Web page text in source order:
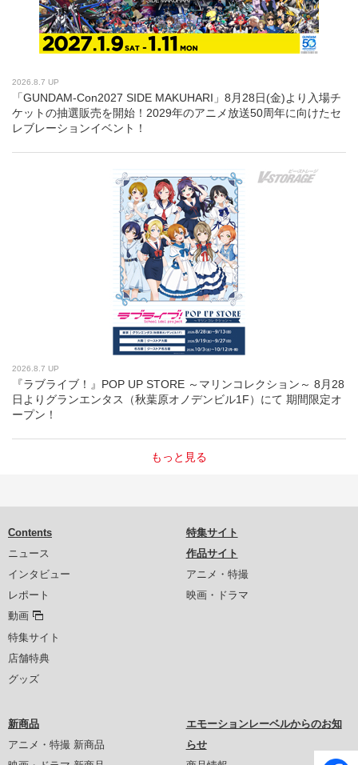
2026.8.7 UP
「GUNDAM-Con2027 SIDE MAKUHARI」8月28日(金)より入場チ
ケットの抽選販売を開始！2029年のアニメ放送50周年に向けたセ
レブレーションイベント！
2026.8.7 UP
『ラブライブ！』POP UP STORE ～マリンコレクション～ 8月28
日よりグランエンタス（秋葉原オノデンビル1F）にて 期間限定オ
ープン！
もっと見る
Contents
ニュース
インタビュー
レポート
動画
特集サイト
店舗特典
グッズ
特集サイト
作品サイト
アニメ・特撮
映画・ドラマ
新商品
アニメ・特撮 新商品
エモーションレーベルからのお知
らせ